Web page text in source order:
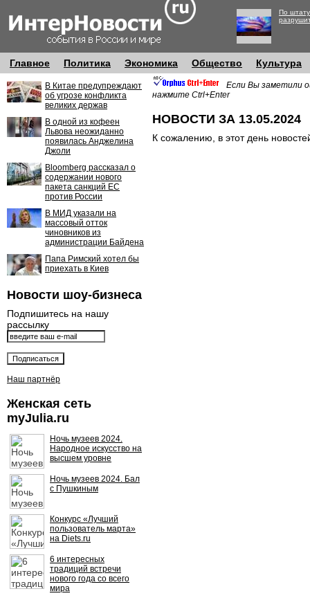
По
Главное Политика Экономика Общество Культура
В Китае предупреждают
об угрозе конфликта
великих держав
В одной из кофеен
Львова неожиданно
появилась Анджелина
Джоли
Bloomberg рассказал о
содержании нового
пакета санкций ЕС
против России
В МИД указали на
массовый отток
чиновников из
администрации Байдена
Папа Римский хотел бы
приехать в Киев
Новости шоу-бизнеса
Подпишитесь на нашу
рассылку
Наш партнёр
Женская сеть
myJulia.ru
Ночь музеев 2024.
Народное искусство на
высшем уровне
Ночь музеев 2024. Бал
с Пушкиным
Конкурс «Лучший
пользователь марта»
на Diets.ru
6 интересных
традиций встречи
нового года со всего
мира
Если Вы заметили
нажмите Ctrl+Enter
НОВОСТИ ЗА 13.05.2024
К сожалению, в этот день